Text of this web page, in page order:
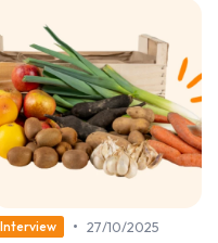
Interview • 27/10/2025